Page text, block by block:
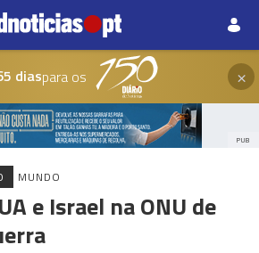
diaspara os ×
PUB
MUNDO
e Israel na ONU de